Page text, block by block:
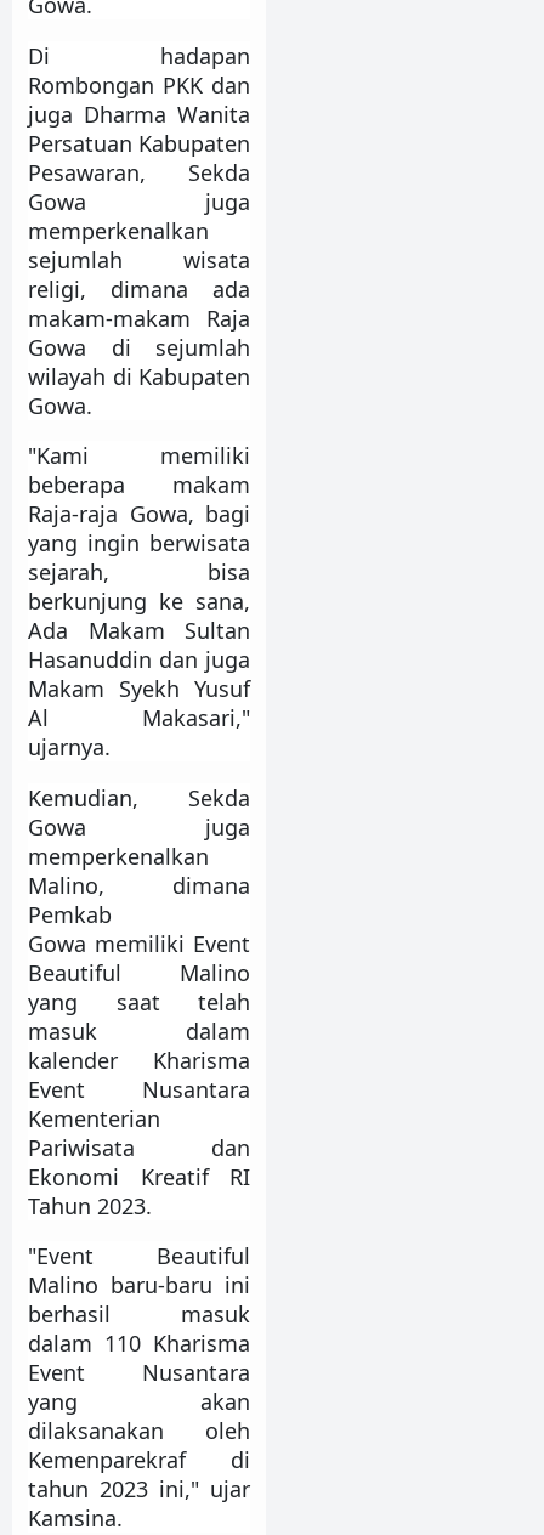
Di hadapan
Rombongan PKK dan
juga Dharma Wanita
Persatuan Kabupaten
Pesawaran, Sekda
Gowa juga
memperkenalkan
sejumlah wisata
religi, dimana ada
makam-makam Raja
Gowa di sejumlah
wilayah di Kabupaten
Gowa.
"Kami memiliki
beberapa makam
Raja-raja Gowa, bagi
yang ingin berwisata
sejarah, bisa
berkunjung ke sana,
Ada Makam Sultan
Hasanuddin dan juga
Makam Syekh Yusuf
Al Makasari,"
ujarnya.
Kemudian, Sekda
Gowa juga
memperkenalkan
Malino, dimana
Pemkab
Gowa memiliki Event
Beautiful Malino
yang saat telah
masuk dalam
kalender Kharisma
Event Nusantara
Kementerian
Pariwisata dan
Ekonomi Kreatif RI
Tahun 2023.
"Event Beautiful
Malino baru-baru ini
berhasil masuk
dalam 110 Kharisma
Event Nusantara
yang akan
dilaksanakan oleh
Kemenparekraf di
tahun 2023 ini," ujar
Kamsina.